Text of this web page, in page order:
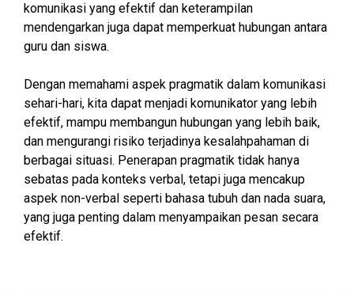
komunikasi yang efektif dan keterampilan
mendengarkan juga dapat memperkuat hubungan antara
guru dan siswa.
Dengan memahami aspek pragmatik dalam komunikasi
sehari-hari, kita dapat menjadi komunikator yang lebih
efektif, mampu membangun hubungan yang lebih baik,
dan mengurangi risiko terjadinya kesalahpahaman di
berbagai situasi. Penerapan pragmatik tidak hanya
sebatas pada konteks verbal, tetapi juga mencakup
aspek non-verbal seperti bahasa tubuh dan nada suara,
yang juga penting dalam menyampaikan pesan secara
efektif.